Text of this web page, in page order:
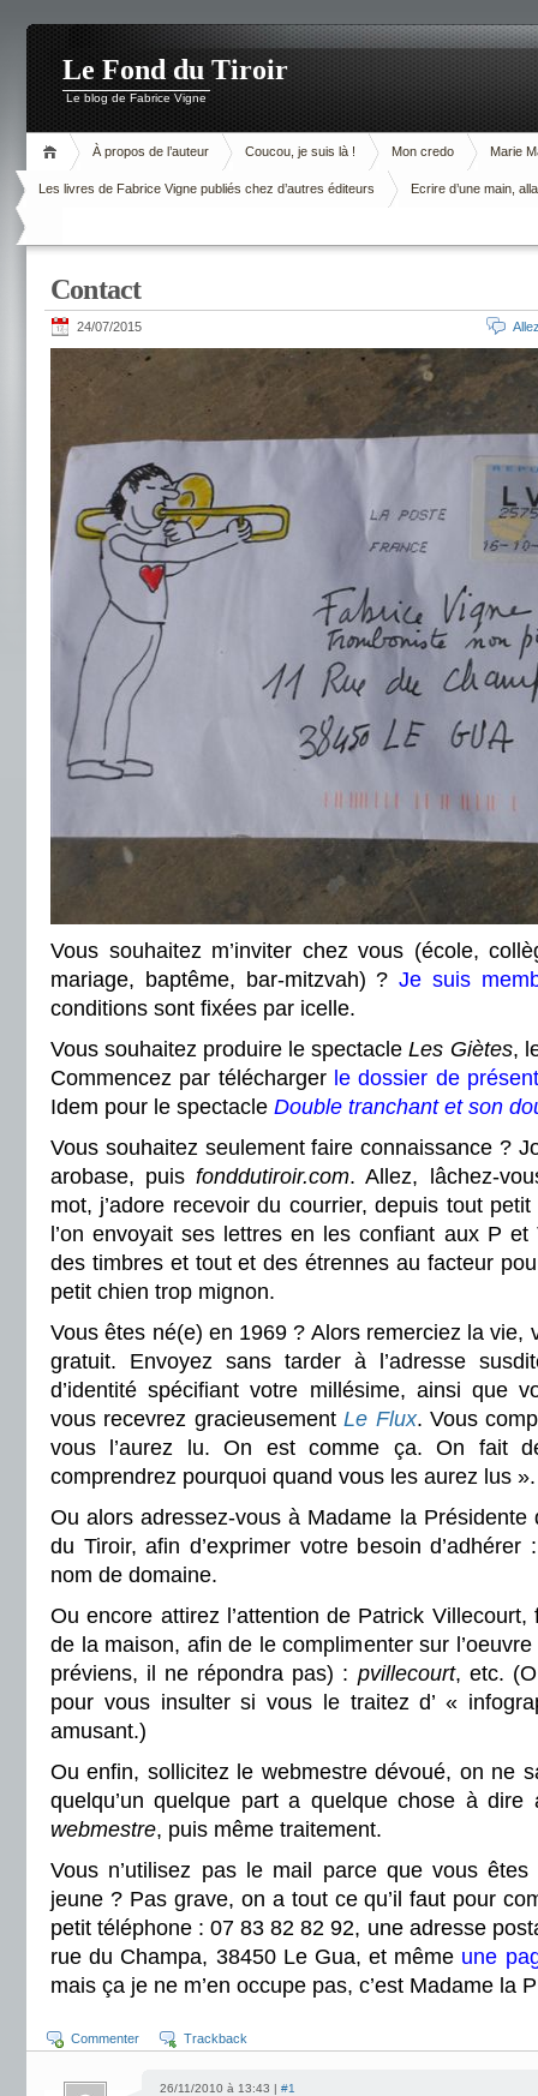
Le Fond du Tiroir
Le blog de Fabrice Vigne
À propos de l’auteur Coucou, je suis là ! Mon credo Marie
Les livres de Fabrice Vigne publiés chez d’autres éditeurs Ecrire d’une main,
Contact
24/07/2015
Vous souhaitez m’inviter chez vous (école,
mariage, baptême, bar-mitzvah) ?Je suis
conditions sont fixées par icelle.
Vous souhaitez produire le spectacleLes Giètes,
Commencez par télécharger le dossier de
Idem pour le spectacle Double tranchant et son
Vous souhaitez seulement faire connaissance ?
arobase, puisfonddutiroir.com. Allez, lâchez-
mot, j’adore recevoir du courrier, depuis tout petit
l’on envoyait ses lettres en les confiant aux P
des timbres et tout et des étrennes au facteur
petit chien trop mignon.
Vous êtes né(e) en 1969 ? Alors remerciez la vie,
gratuit. Envoyez sans tarder à l’adresse
d’identité spécifiant votre millésime, ainsi que
vous recevrez gracieusementLe Flux. Vous
vous l’aurez lu. On est comme ça. On fait
comprendrez pourquoi quand vous les aurez lus ».
Ou alors adressez-vous à Madame la Présidente
du Tiroir, afin d’exprimer votre besoin d’adhérer
nom de domaine.
Ou encore attirez l’attention de Patrick Villecourt,
de la maison, afin de le complimenter sur
préviens, il ne répondra pas) : pvillecourt, etc.
pour vous insulter si vous le traitez d’ «
amusant.)
Ou enfin, sollicitez le webmestre dévoué, on ne
quelqu’un quelque part a quelque chose à dire
webmestre, puis même traitement.
Vous n’utilisez pas le mail parce que vous
jeune ? Pas grave, on a tout ce qu’il faut pour
petit téléphone : 07 83 82 82 92, une adresse
rue du Champa, 38450 Le Gua, et même une
mais ça je ne m’en occupe pas, c’est Madame la
Commenter Trackback
26/11/2010 à 13:43 | #1